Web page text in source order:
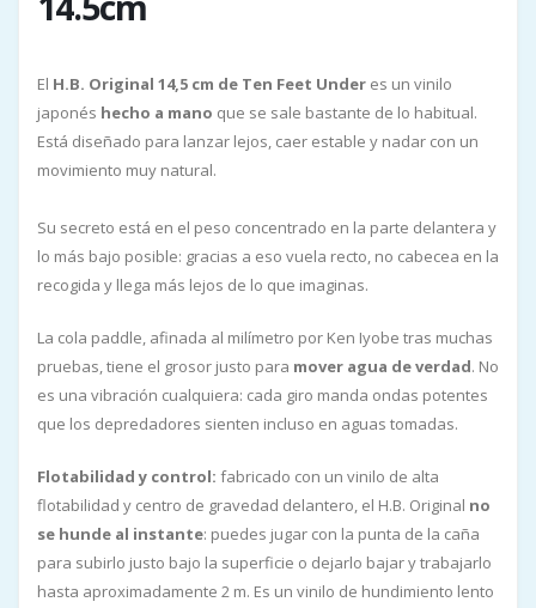
El H.B. Original 14,5 cm de Ten Feet Under es un vinilo
japonés hecho a mano que se sale bastante de lo habitual.
Está diseñado para lanzar lejos, caer estable y nadar con un
movimiento muy natural.
Su secreto está en el peso concentrado en la parte delantera y
lo más bajo posible: gracias a eso vuela recto, no cabecea en la
recogida y llega más lejos de lo que imaginas.
La cola paddle, afinada al milímetro por Ken Iyobe tras muchas
pruebas, tiene el grosor justo para mover agua de verdad. No
es una vibración cualquiera: cada giro manda ondas potentes
que los depredadores sienten incluso en aguas tomadas.
Flotabilidad y control: fabricado con un vinilo de alta
flotabilidad y centro de gravedad delantero, el H.B. Original no
se hunde al instante: puedes jugar con la punta de la caña
para subirlo justo bajo la superficie o dejarlo bajar y trabajarlo
hasta aproximadamente 2 m. Es un vinilo de hundimiento lento